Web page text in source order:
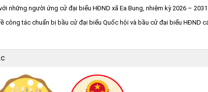
những người ứng cử đại biểu HĐND xã Ea Bung, nhiệm kỳ 2026 – 2031
công tác chuẩn bị bầu cử đại biểu Quốc hội và bầu cử đại biểu HĐND